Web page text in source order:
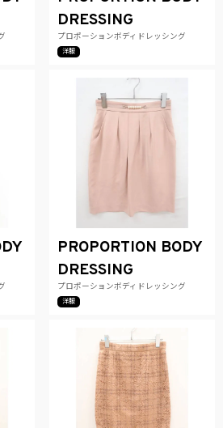
DRESSING
プロポーションボディドレッシング
洋服
PROPORTION BODY
DRESSING
プロポーションボディドレッシング
洋服